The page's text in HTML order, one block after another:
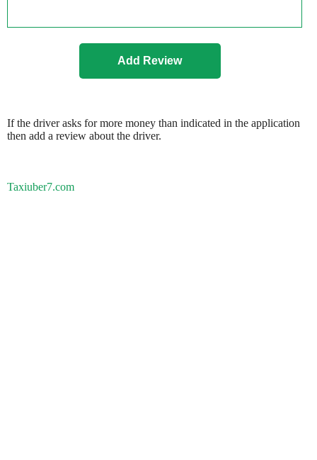
If the driver asks for more money than indicated in the application
then add a review about the driver.
Taxiuber7.com